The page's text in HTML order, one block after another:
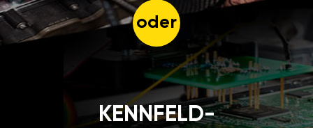
oder
KENNFELD-